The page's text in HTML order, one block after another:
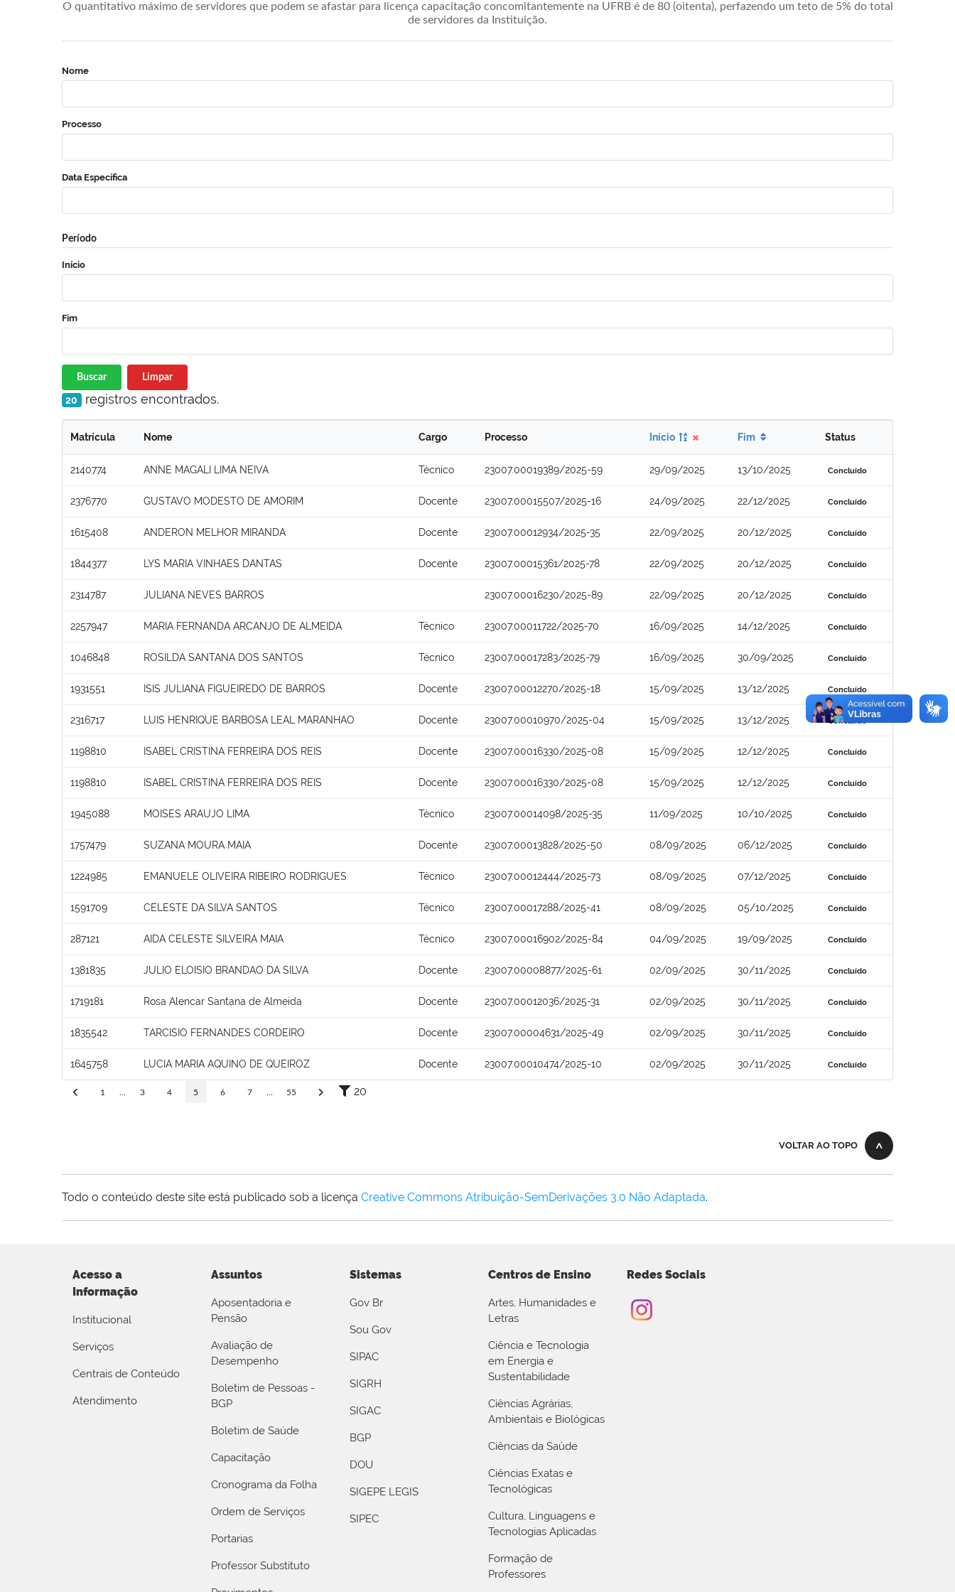
O quantitativo máximo de servidores que podem se afastar para licença capacitação concomitantemente na UFRB é de 80 (oitenta), perfazendo um teto de 5% do total
de servidores da Instituição.
Nome
Processo
Data Específica
Período
Início
Fim
Buscar Limpar
20 registros encontrados.
Matrícula Nome Cargo Processo Início Fim Status
2140774 ANNE MAGALI LIMA NEIVA Técnico 23007.00019389/2025-59 29/09/2025 13/10/2025 Concluído
2376770 GUSTAVO MODESTO DE AMORIM Docente 23007.00015507/2025-16 24/09/2025 22/12/2025 Concluído
1615408 ANDERON MELHOR MIRANDA Docente 23007.00012934/2025-35 22/09/2025 20/12/2025 Concluído
1844377 LYS MARIA VINHAES DANTAS Docente 23007.00015361/2025-78 22/09/2025 20/12/2025 Concluído
2314787 JULIANA NEVES BARROS 23007.00016230/2025-89 22/09/2025 20/12/2025 Concluído
2257947 MARIA FERNANDA ARCANJO DE ALMEIDA Técnico 23007.00011722/2025-70 16/09/2025 14/12/2025 Concluído
1046848 ROSILDA SANTANA DOS SANTOS Técnico 23007.00017283/2025-79 16/09/2025 30/09/2025 Concluído
1931551 ISIS JULIANA FIGUEIREDO DE BARROS Docente 23007.00012270/2025-18 15/09/2025 13/12/2025 Concluído
2316717 LUIS HENRIQUE BARBOSA LEAL MARANHAO Docente 23007.00010970/2025-04 15/09/2025 13/12/2025 Concluído
1198810 ISABEL CRISTINA FERREIRA DOS REIS Docente 23007.00016330/2025-08 15/09/2025 12/12/2025 Concluído
1198810 ISABEL CRISTINA FERREIRA DOS REIS Docente 23007.00016330/2025-08 15/09/2025 12/12/2025 Concluído
1945088 MOISES ARAUJO LIMA Técnico 23007.00014098/2025-35 11/09/2025 10/10/2025 Concluído
1757479 SUZANA MOURA MAIA Docente 23007.00013828/2025-50 08/09/2025 06/12/2025 Concluído
1224985 EMANUELE OLIVEIRA RIBEIRO RODRIGUES Técnico 23007.00012444/2025-73 08/09/2025 07/12/2025 Concluído
1591709 CELESTE DA SILVA SANTOS Técnico 23007.00017288/2025-41 08/09/2025 05/10/2025 Concluído
287121 AIDA CELESTE SILVEIRA MAIA Técnico 23007.00016902/2025-84 04/09/2025 19/09/2025 Concluído
1381835 JULIO ELOISIO BRANDAO DA SILVA Docente 23007.00008877/2025-61 02/09/2025 30/11/2025 Concluído
1719181 Rosa Alencar Santana de Almeida Docente 23007.00012036/2025-31 02/09/2025 30/11/2025 Concluído
1835542 TARCISIO FERNANDES CORDEIRO Docente 23007.00004631/2025-49 02/09/2025 30/11/2025 Concluído
1645758 LUCIA MARIA AQUINO DE QUEIROZ Docente 23007.00010474/2025-10 02/09/2025 30/11/2025 Concluído
1 3 4 5 6 7 55 20
VOLTAR AO TOPO
Todo o conteúdo deste site está publicado sob a licença Creative Commons Atribuição-SemDerivações 3.0 Não Adaptada.
Acesso a
Informação
Institucional
Serviços
Centrais de Conteúdo
Atendimento
Assuntos
Aposentadoria e
Pensão
Avaliação de
Desempenho
Boletim de Pessoas -
BGP
Boletim de Saúde
Capacitação
Cronograma da Folha
Ordem de Serviços
Portarias
Professor Substituto
Sistemas
Gov Br
Sou Gov
SIPAC
SIGRH
SIGAC
BGP
DOU
SIGEPE LEGIS
SIPEC
Centros de Ensino
Artes, Humanidades e
Letras
Ciência e Tecnologia
em Energia e
Sustentabilidade
Ciências Agrárias,
Ambientais e Biológicas
Ciências da Saúde
Ciências Exatas e
Tecnológicas
Cultura, Linguagens e
Tecnologias Aplicadas
Formação de
Professores
Redes Sociais